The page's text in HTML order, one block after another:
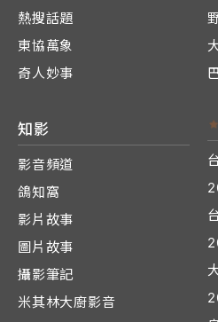
熱搜話題
東協萬象
奇人妙事
知影
影音頻道
鴿知窩
影片故事
圖片故事
攝影筆記
米其林大廚影音